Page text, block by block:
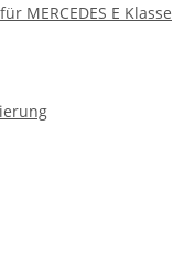
MERCEDES E Klasse